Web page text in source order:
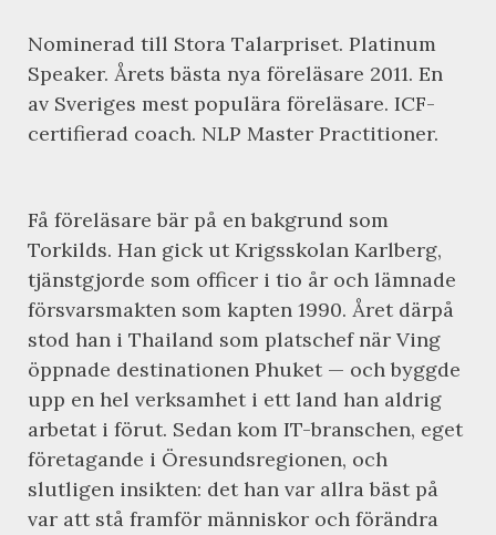
Nominerad till Stora Talarpriset. Platinum
Speaker. Årets bästa nya föreläsare 2011. En
av Sveriges mest populära föreläsare. ICF-
certifierad coach. NLP Master Practitioner.
Få föreläsare bär på en bakgrund som
Torkilds. Han gick ut Krigsskolan Karlberg,
tjänstgjorde som officer i tio år och lämnade
försvarsmakten som kapten 1990. Året därpå
stod han i Thailand som platschef när Ving
öppnade destinationen Phuket — och byggde
upp en hel verksamhet i ett land han aldrig
arbetat i förut. Sedan kom IT-branschen, eget
företagande i Öresundsregionen, och
slutligen insikten: det han var allra bäst på
var att stå framför människor och förändra